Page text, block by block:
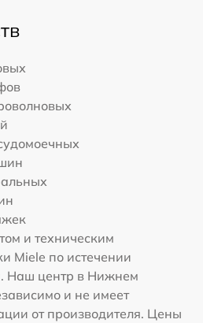
и техническим
Miele по истечении
Наш центр в Нижнем
и не имеет
от производителя. Цены